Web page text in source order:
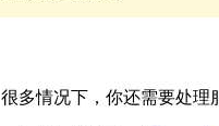
多情况下，你还需要处理